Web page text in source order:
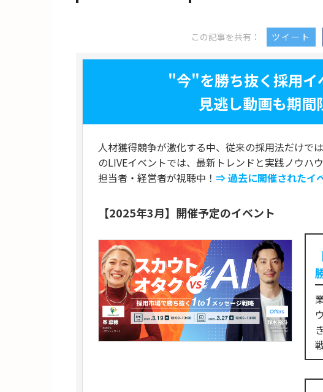
この記事を共有： ツイート
"今"を勝ち抜く採用イ
見逃し動画も期間
人材獲得競争が激化する中、従来の採用法だけで
のLIVEイベントでは、最新トレンドと実践ノウハ
担当者・経営者が視聴中！ ⇒ 過去に開催されたイ
【2025年3月】開催予定のイベント